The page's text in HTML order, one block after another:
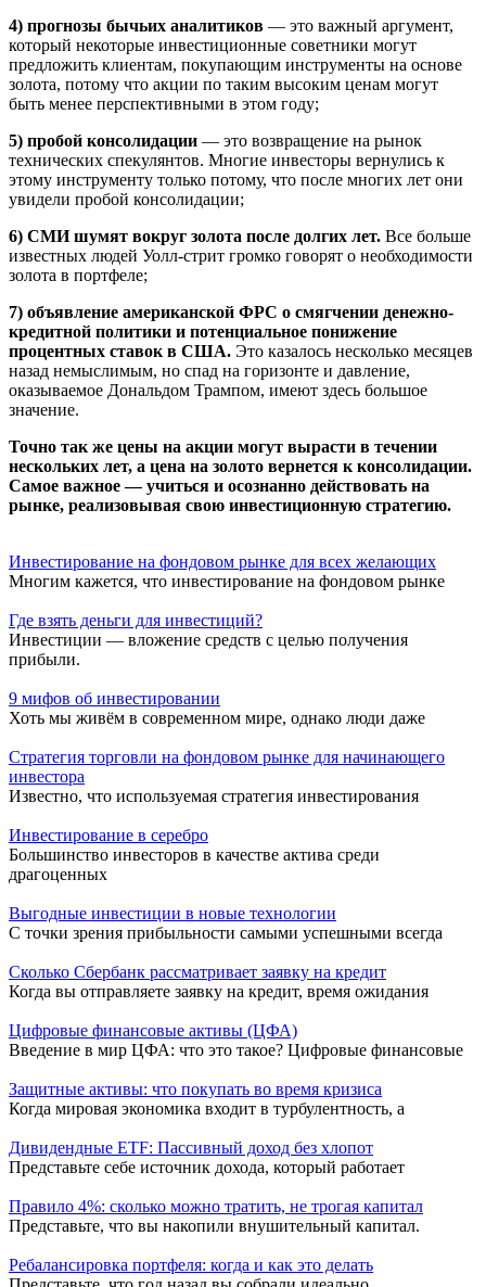
4) прогнозы бычьих аналитиков — это важный аргумент,
который некоторые инвестиционные советники могут
предложить клиентам, покупающим инструменты на основе
золота, потому что акции по таким высоким ценам могут
быть менее перспективными в этом году;
5) пробой консолидации — это возвращение на рынок
технических спекулянтов. Многие инвесторы вернулись к
этому инструменту только потому, что после многих лет они
увидели пробой консолидации;
6) СМИ шумят вокруг золота после долгих лет. Все больше
известных людей Уолл-стрит громко говорят о необходимости
золота в портфеле;
7) объявление американской ФРС о смягчении денежно-
кредитной политики и потенциальное понижение
процентных ставок в США. Это казалось несколько месяцев
назад немыслимым, но спад на горизонте и давление,
оказываемое Дональдом Трампом, имеют здесь большое
значение.
Точно так же цены на акции могут вырасти в течении
нескольких лет, а цена на золото вернется к консолидации.
Самое важное — учиться и осознанно действовать на
рынке, реализовывая свою инвестиционную стратегию.
Инвестирование на фондовом рынке для всех желающих
Многим кажется, что инвестирование на фондовом рынке
Где взять деньги для инвестиций?
Инвестиции — вложение средств с целью получения
прибыли.
9 мифов об инвестировании
Хоть мы живём в современном мире, однако люди даже
Стратегия торговли на фондовом рынке для начинающего
инвестора
Известно, что используемая стратегия инвестирования
Инвестирование в серебро
Большинство инвесторов в качестве актива среди
драгоценных
Выгодные инвестиции в новые технологии
С точки зрения прибыльности самыми успешными всегда
Сколько Сбербанк рассматривает заявку на кредит
Когда вы отправляете заявку на кредит, время ожидания
Цифровые финансовые активы (ЦФА)
Введение в мир ЦФА: что это такое? Цифровые финансовые
Защитные активы: что покупать во время кризиса
Когда мировая экономика входит в турбулентность, а
Дивидендные ETF: Пассивный доход без хлопот
Представьте себе источник дохода, который работает
Правило 4%: сколько можно тратить, не трогая капитал
Представьте, что вы накопили внушительный капитал.
Ребалансировка портфеля: когда и как это делать